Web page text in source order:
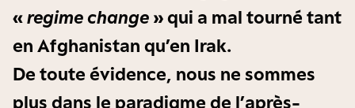
«regime change » qui a mal tourné tant
en Afghanistan qu’en Irak.
De toute évidence, nous ne sommes
plus dans le paradigme de l’après-